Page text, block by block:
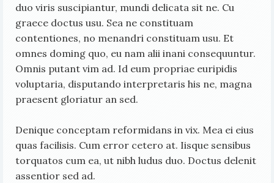
duo viris suscipiantur, mundi delicata sit ne. Cu
graece doctus usu. Sea ne constituam
contentiones, no menandri constituam usu. Et
omnes doming quo, eu nam alii inani consequuntur.
Omnis putant vim ad. Id eum propriae euripidis
voluptaria, disputando interpretaris his ne, magna
praesent gloriatur an sed.
Denique conceptam reformidans in vix. Mea ei eius
quas facilisis. Cum error cetero at. Iisque sensibus
torquatos cum ea, ut nibh ludus duo. Doctus delenit
assentior sed ad.